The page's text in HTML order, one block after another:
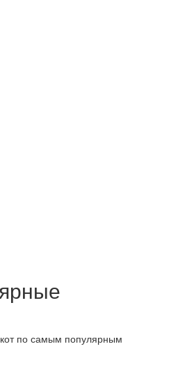
по самым популярным